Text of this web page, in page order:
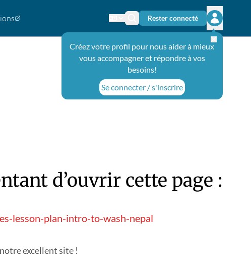
Changer de langue
Icône de recherche
Rester connecté
Ouvrir le
Créez votre profil pour nous aider à mieux
vous accompagner et répondre à vos
besoins!
Se connecter / s'inscrire
d’ouvrir cette page :
lesson-plan-intro-to-wash-nepal
excellent site !